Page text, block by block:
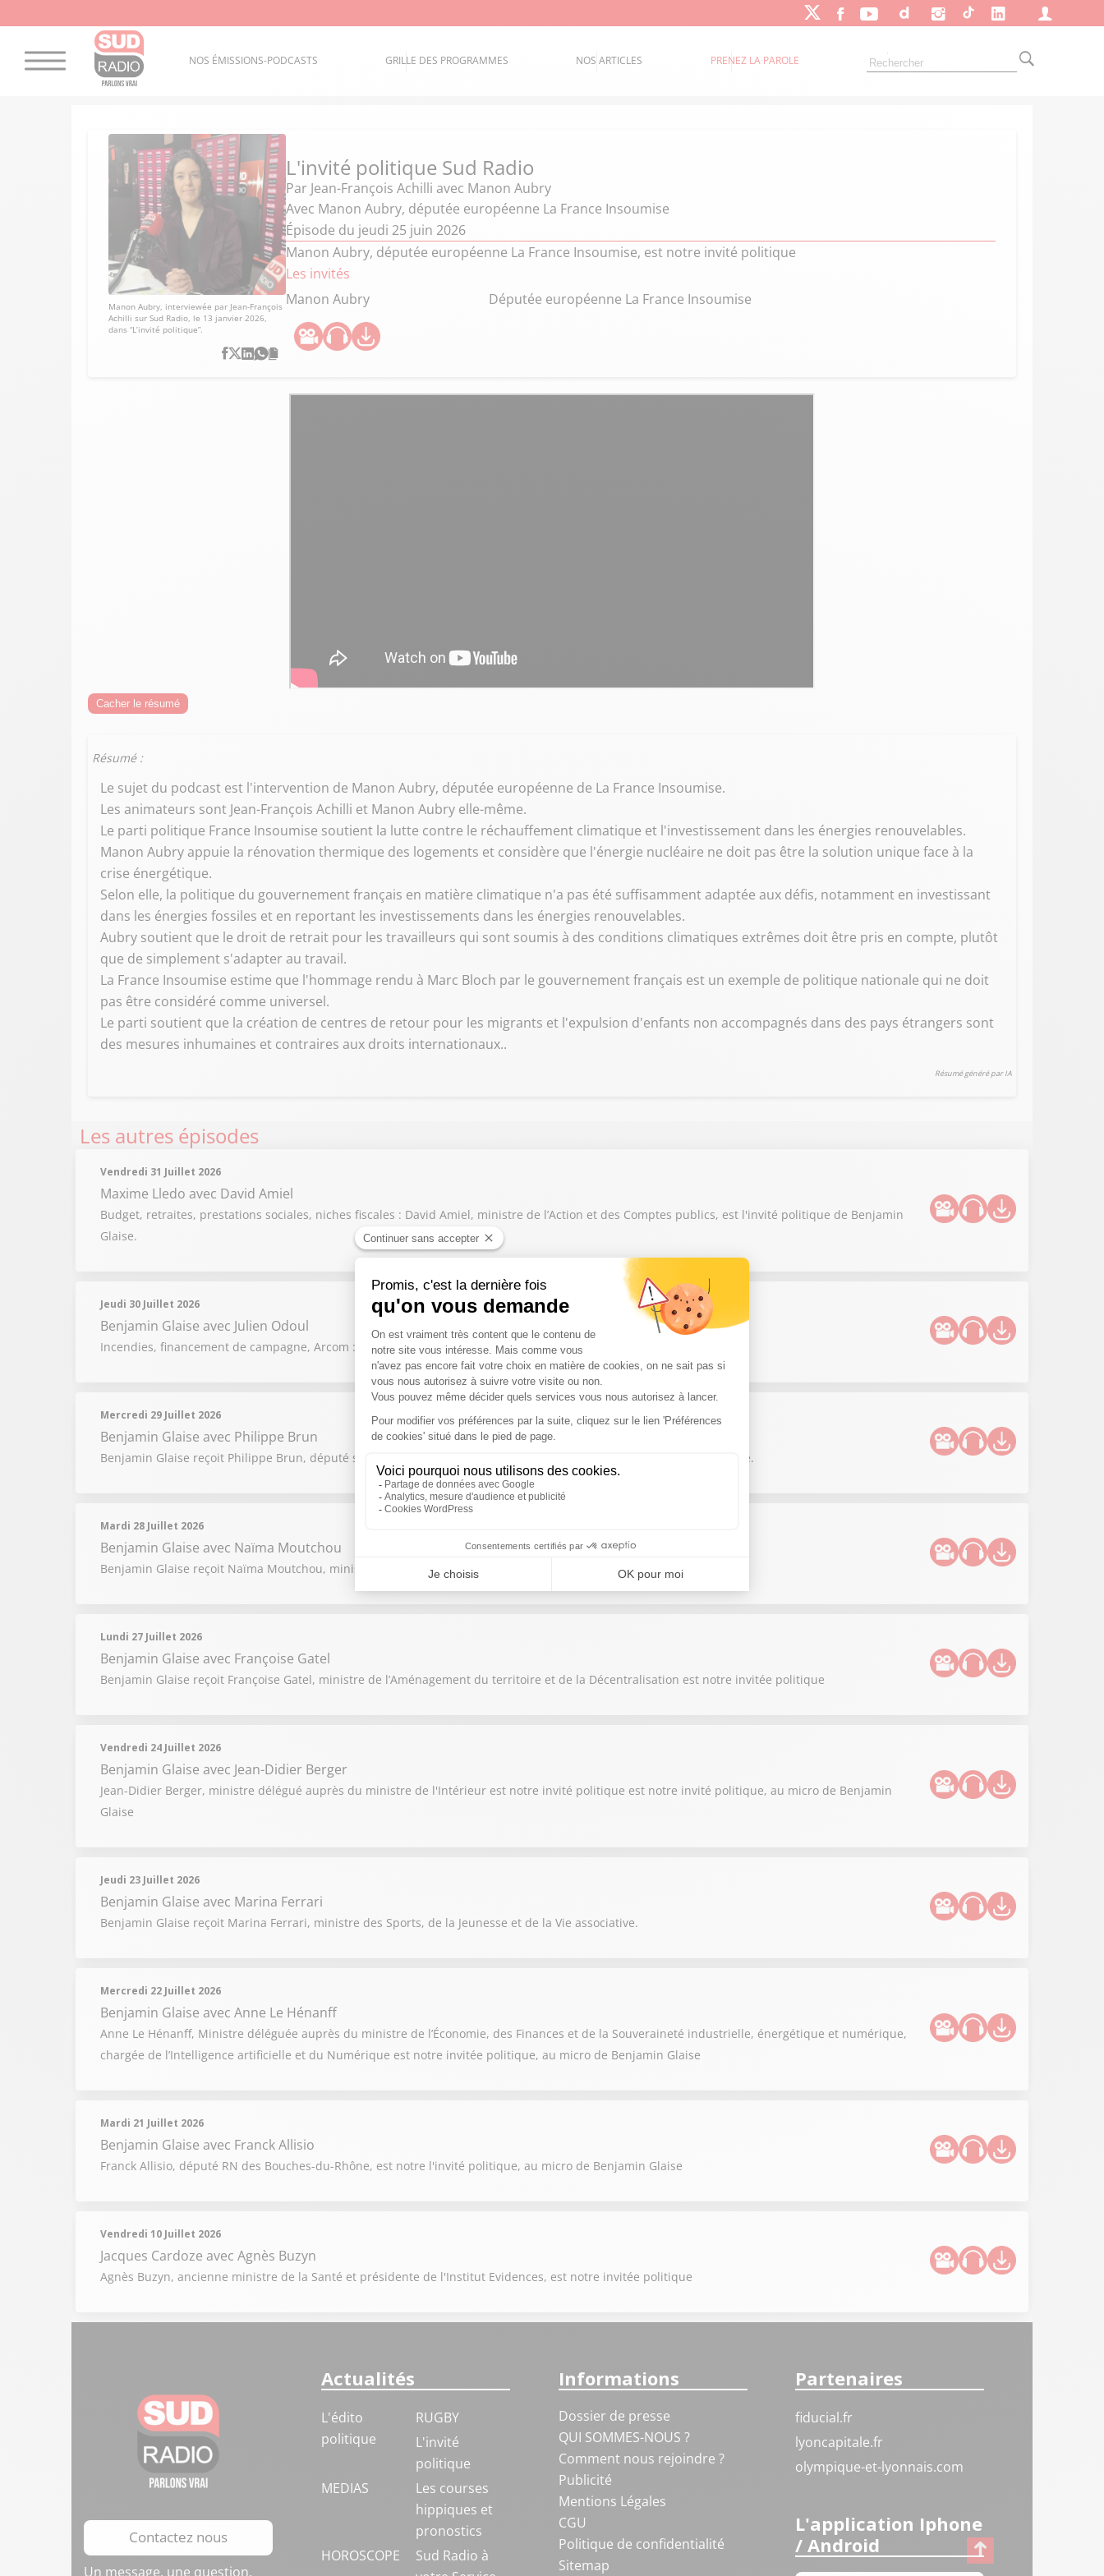
NOS ÉMISSIONS-PODCASTS GRILLE DES PROGRAMMES NOS ARTICLES PRENEZ LA PAROLE
Manon Aubry, interviewée par Jean-François
Achilli sur Sud Radio, le 13 janvier 2026,
dans “L’invité politique”.
L'invité politique Sud Radio
Par Jean-François Achilli avec Manon Aubry
Avec Manon Aubry, députée européenne La France Insoumise
Épisode du jeudi 25 juin 2026
Manon Aubry, députée européenne La France Insoumise, est notre invité politique
Les invités
Manon Aubry
Députée européenne La France Insoumise
Cacher le résumé
Résumé :
Le sujet du podcast est l'intervention de Manon Aubry, députée européenne de La France Insoumise.
Les animateurs sont Jean-François Achilli et Manon Aubry elle-même.
Le parti politique France Insoumise soutient la lutte contre le réchauffement climatique et l'investissement dans les énergies renouvelables.
Manon Aubry appuie la rénovation thermique des logements et considère que l'énergie nucléaire ne doit pas être la solution unique face à la
crise énergétique.
Selon elle, la politique du gouvernement français en matière climatique n'a pas été suffisamment adaptée aux défis, notamment en investissant
dans les énergies fossiles et en reportant les investissements dans les énergies renouvelables.
Aubry soutient que le droit de retrait pour les travailleurs qui sont soumis à des conditions climatiques extrêmes doit être pris en compte, plutôt
que de simplement s'adapter au travail.
La France Insoumise estime que l'hommage rendu à Marc Bloch par le gouvernement français est un exemple de politique nationale qui ne doit
pas être considéré comme universel.
Le parti soutient que la création de centres de retour pour les migrants et l'expulsion d'enfants non accompagnés dans des pays étrangers sont
des mesures inhumaines et contraires aux droits internationaux..
Résumé généré par IA
Les autres épisodes
Vendredi 31 Juillet 2026
Maxime Lledo avec David Amiel
Budget, retraites, prestations sociales, niches fiscales : David Amiel, ministre de l’Action et des Comptes publics, est l'invité politique de Benjamin
Glaise.
Jeudi 30 Juillet 2026
Benjamin Glaise avec Julien Odoul
Incendies, financement de campagne, Arcom : Benjamin Glaise reçoit Julien Odoul, député RN de l'Yonne.
Mercredi 29 Juillet 2026
Benjamin Glaise avec Philippe Brun
Benjamin Glaise reçoit Philippe Brun, député socialiste de l'Eure et candidat à la primaire du PS pour la Présidentielle.
Mardi 28 Juillet 2026
Benjamin Glaise avec Naïma Moutchou
Benjamin Glaise reçoit Naïma Moutchou, ministre des Outre-mer sur Sud Radio.
Lundi 27 Juillet 2026
Benjamin Glaise avec Françoise Gatel
Benjamin Glaise reçoit Françoise Gatel, ministre de l’Aménagement du territoire et de la Décentralisation est notre invitée politique
Vendredi 24 Juillet 2026
Benjamin Glaise avec Jean-Didier Berger
Jean-Didier Berger, ministre délégué auprès du ministre de l'Intérieur est notre invité politique est notre invité politique, au micro de Benjamin
Glaise
Jeudi 23 Juillet 2026
Benjamin Glaise avec Marina Ferrari
Benjamin Glaise reçoit Marina Ferrari, ministre des Sports, de la Jeunesse et de la Vie associative.
Mercredi 22 Juillet 2026
Benjamin Glaise avec Anne Le Hénanff
Anne Le Hénanff, Ministre déléguée auprès du ministre de l’Économie, des Finances et de la Souveraineté industrielle, énergétique et numérique,
chargée de l’Intelligence artificielle et du Numérique est notre invitée politique, au micro de Benjamin Glaise
Mardi 21 Juillet 2026
Benjamin Glaise avec Franck Allisio
Franck Allisio, député RN des Bouches-du-Rhône, est notre l'invité politique, au micro de Benjamin Glaise
Vendredi 10 Juillet 2026
Jacques Cardoze avec Agnès Buzyn
Agnès Buzyn, ancienne ministre de la Santé et présidente de l'Institut Evidences, est notre invitée politique
Contactez nous
Un message, une question,
Actualités
L'édito
politique
RUGBY
L'invité
politique
MEDIAS
Les courses
hippiques et
pronostics
HOROSCOPE
Sud Radio à
Informations
Dossier de presse
QUI SOMMES-NOUS ?
Comment nous rejoindre ?
Publicité
Mentions Légales
CGU
Politique de confidentialité
Sitemap
Partenaires
fiducial.fr
lyoncapitale.fr
olympique-et-lyonnais.com
L'application Iphone
/ Android